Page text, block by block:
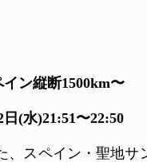
ン縦断1500km〜
(水)21:51〜22:50
、スペイン・聖地サ